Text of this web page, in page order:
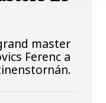
master
Ferenc a